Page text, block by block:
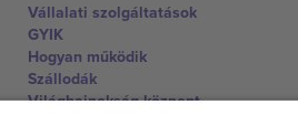
Vállalati szolgáltatások
GYIK
Hogyan működik
Szállodák
Világbajnokság központ